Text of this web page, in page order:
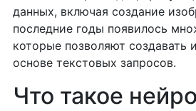
данных, включая создание
последние годы появилось
которые позволяют создавать
основе текстовых запросов.
Что такое